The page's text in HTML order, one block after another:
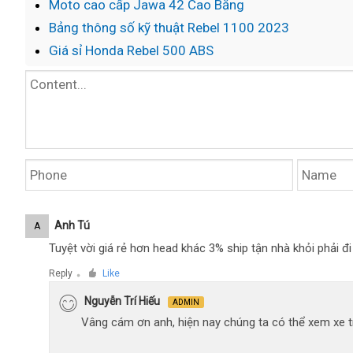
Moto cao cấp Jawa 42 Cao Bằng
Bảng thông số kỹ thuật Rebel 1100 2023
Giá sỉ Honda Rebel 500 ABS
A Anh Tú
Tuyệt vời giá rẻ hơn head khác 3% ship tận nhà khỏi phải
Reply ● Like
Nguyễn Trí Hiếu ADMIN
Vâng cám ơn anh, hiện nay chúng ta có thể xem